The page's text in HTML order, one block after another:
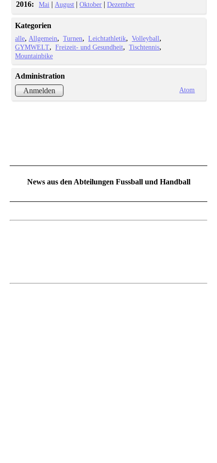
2016: Mai |August |Oktober |Dezember
Kategorien
alle Allgemein Turnen Leichtathletik
Volleyball
GYMWELT
Freizeit- und Gesundheit
Tischtennis
Mountainbike
Administration
Anmelden
Atom
News aus den Abteilungen Fussball und Handball